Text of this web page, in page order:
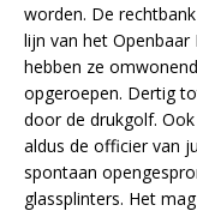
worden. De
lijn van het Openbaar
hebben ze
opgeroepen. Dertig
door de drukgolf.
aldus de officier van
spontaan
glassplinters. Het